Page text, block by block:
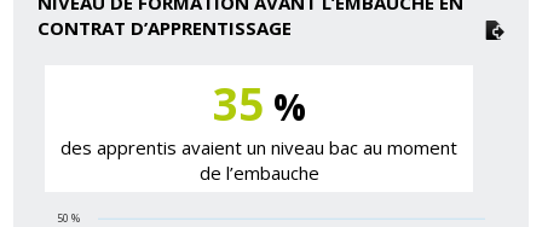
CONTRAT D’APPRENTISSAGE
35 %
des apprentis avaient un niveau bac au moment
de l’embauche
50 %